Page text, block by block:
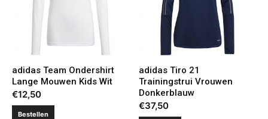
adidas Team Ondershirt
Lange Mouwen Kids Wit
€12,50
Bestellen
adidas Tiro 21
Trainingstrui Vrouwen
Donkerblauw
€37,50